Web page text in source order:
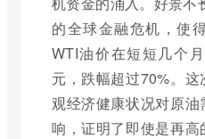
的全球金融危机，使
WTI油价在短短几个
元，跌幅超过70%。
观经济健康状况对原
响，证明了即使是再